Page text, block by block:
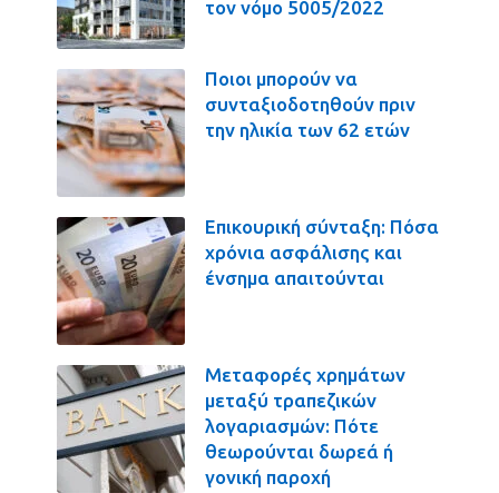
τον νόμο 5005/2022
Ποιοι μπορούν να
συνταξιοδοτηθούν πριν
την ηλικία των 62 ετών
Επικουρική σύνταξη: Πόσα
χρόνια ασφάλισης και
ένσημα απαιτούνται
Μεταφορές χρημάτων
μεταξύ τραπεζικών
λογαριασμών: Πότε
θεωρούνται δωρεά ή
γονική παροχή